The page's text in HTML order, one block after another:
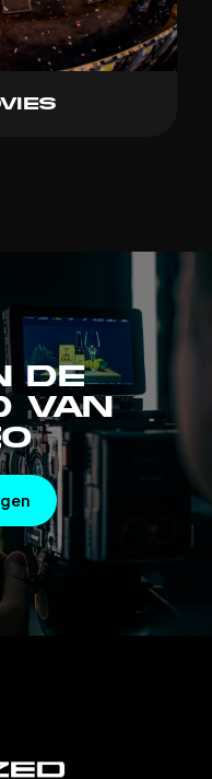
de
van
gen